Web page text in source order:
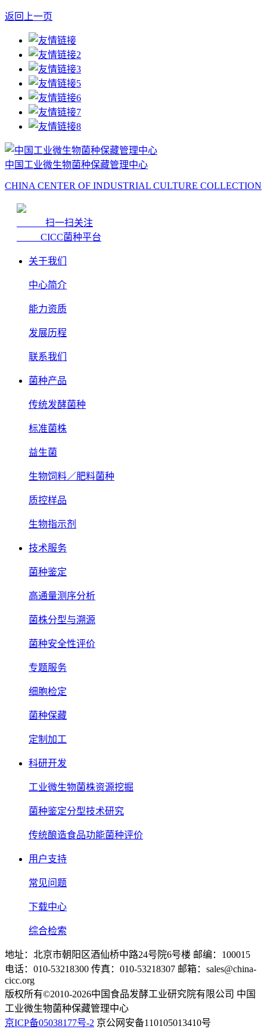
返回上一页
中国工业微生物菌种保藏管理中心
CHINA CENTER OF INDUSTRIAL CULTURE COLLECTION
扫一扫关注
CICC菌种平台
关于我们
中心简介
能力资质
发展历程
联系我们
菌种产品
传统发酵菌种
标准菌株
益生菌
生物饲料／肥料菌种
质控样品
生物指示剂
技术服务
菌种鉴定
高通量测序分析
菌株分型与溯源
菌种安全性评价
专题服务
细胞检定
菌种保藏
定制加工
科研开发
工业微生物菌株资源挖掘
菌种鉴定分型技术研究
传统酿造食品功能菌种评价
用户支持
常见问题
下载中心
综合检索
地址：北京市朝阳区酒仙桥中路24号院6号楼 邮编：100015
电话：010-53218300 传真：010-53218307 邮箱：sales@china-
cicc.org
版权所有©2010-2026中国食品发酵工业研究院有限公司 中国
工业微生物菌种保藏管理中心
京ICP备05038177号-2 京公网安备110105013410号